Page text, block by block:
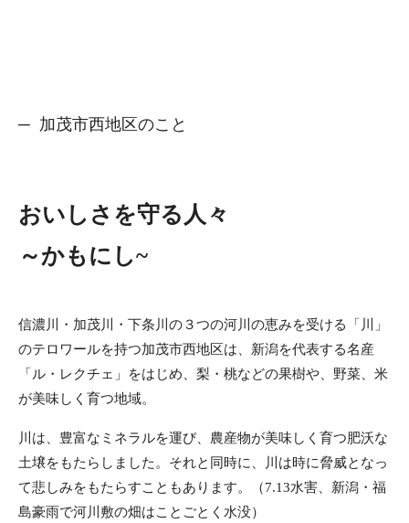
加茂市西地区のこと
おいしさを守る人々
～かもにし~
信濃川・加茂川・下条川の３つの河川の恵みを受ける「川」
のテロワールを持つ加茂市西地区は、新潟を代表する名産
「ル・レクチェ」をはじめ、梨・桃などの果樹や、野菜、米
が美味しく育つ地域。
川は、豊富なミネラルを運び、農産物が美味しく育つ肥沃な
土壌をもたらしました。それと同時に、川は時に脅威となっ
て悲しみをもたらすこともあります。（7.13水害、新潟・福
島豪雨で河川敷の畑はことごとく水没）